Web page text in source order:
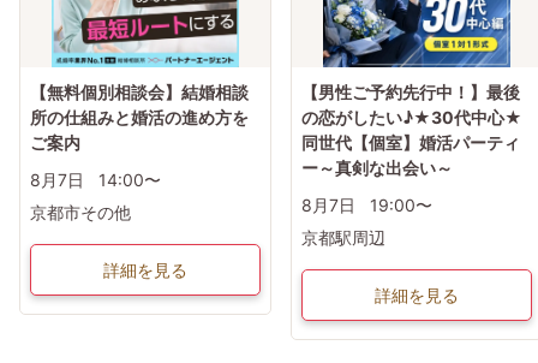
【無料個別相談会】結婚相談
所の仕組みと婚活の進め方を
ご案内
8月7日
14:00〜
京都市その他
詳細を見る
【男性ご予約先行中！】最後
の恋がしたい♪★30代中心★
同世代【個室】婚活パーティ
ー～真剣な出会い～
8月7日
19:00〜
京都駅周辺
詳細を見る